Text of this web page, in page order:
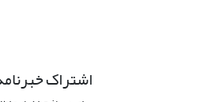
اشتراک